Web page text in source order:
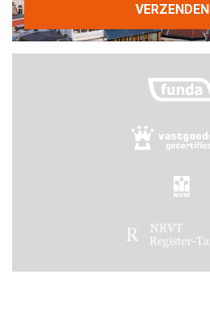
VERZENDEN